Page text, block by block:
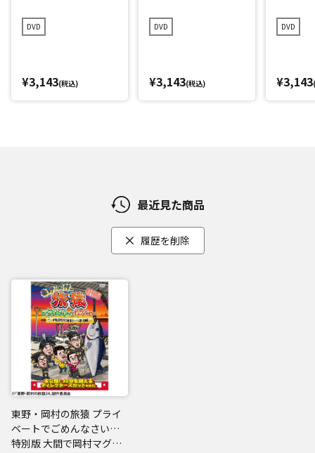
ミアム完全版
DVD
¥3,143(税込)
ョーへの旅 プレミア
ム完全版
DVD
¥3,143(税込)
編 プレ
DVD
¥3,143
最近見た商品
履歴を削除
東野・岡村の旅猿 プライ
ベートでごめんなさい…
特別版 大間で岡村マグロ